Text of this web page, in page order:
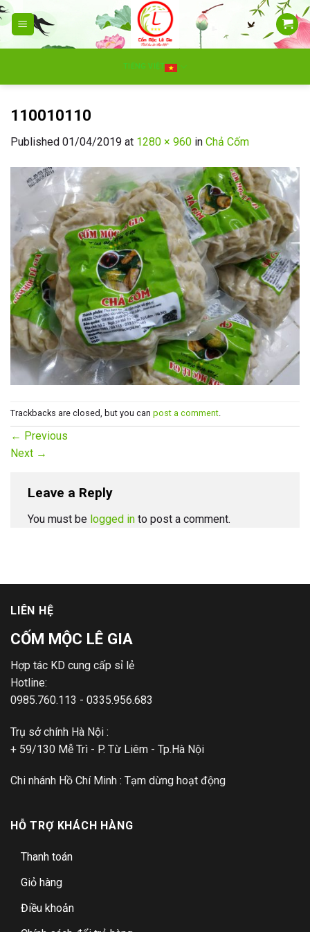
Skip
to
TIẾNG VIỆT
110010110
Published 01/04/2019 at 1280 × 960 in Chả Cốm
Trackbacks are closed, but you can post a comment.
← Previous
Next →
Leave a Reply
You must be logged in to post a comment.
LIÊN HỆ
CỐM MỘC LÊ GIA
Hợp tác KD cung cấp sỉ lẻ
Hotline:
0985.760.113 - 0335.956.683
Trụ sở chính Hà Nội :
+ 59/130 Mễ Trì - P. Từ Liêm - Tp.Hà Nội
Chi nhánh Hồ Chí Minh : Tạm dừng hoạt động
HỖ TRỢ KHÁCH HÀNG
Thanh toán
Giỏ hàng
Điều khoản